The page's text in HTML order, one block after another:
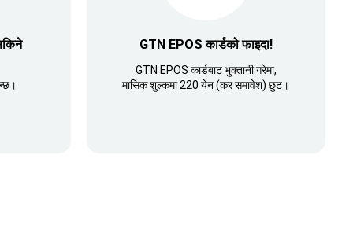
GTN EPOS कार्डको फाइदा!
GTN EPOS कार्डबाट भुक्तानी गरेमा,
मासिक शुल्कमा 220 येन (कर समावेश) छुट।